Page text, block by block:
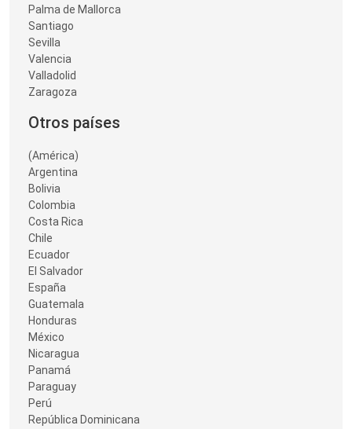
Palma de Mallorca
Santiago
Sevilla
Valencia
Valladolid
Zaragoza
Otros países
(América)
Argentina
Bolivia
Colombia
Costa Rica
Chile
Ecuador
El Salvador
España
Guatemala
Honduras
México
Nicaragua
Panamá
Paraguay
Perú
República Dominicana